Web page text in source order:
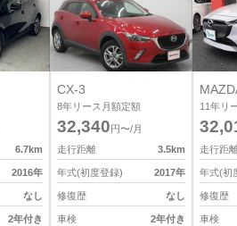
6.7km
2016年
なし
2年付き
CX-3
8年リース月額定額
32,340 円〜/月
走行距離
3.5km
年式(初度登録) 2017年
修復歴 なし
車検 2年付き
11年リ
走行距
年式(初
修復歴
車検